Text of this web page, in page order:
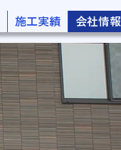
施工実績 会社情報